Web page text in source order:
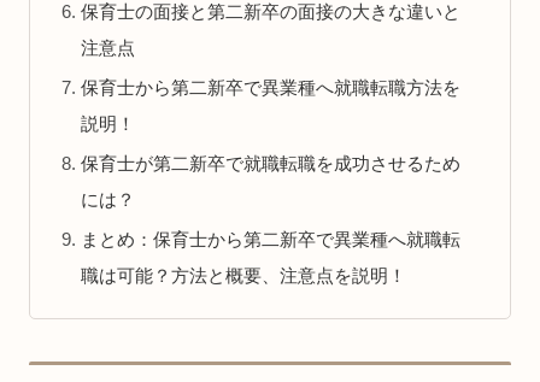
保育士の面接と第二新卒の面接の大きな違いと
注意点
保育士から第二新卒で異業種へ就職転職方法を
説明！
保育士が第二新卒で就職転職を成功させるため
には？
まとめ：保育士から第二新卒で異業種へ就職転
職は可能？方法と概要、注意点を説明！